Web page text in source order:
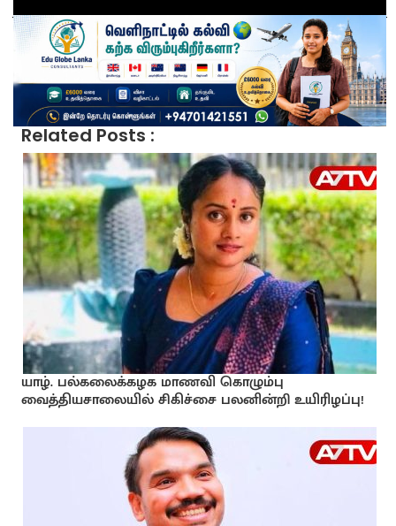
Related Posts :
யாழ். பல்கலைக்கழக மாணவி கொழும்பு
வைத்தியசாலையில் சிகிச்சை பலனின்றி உயிரிழப்பு!